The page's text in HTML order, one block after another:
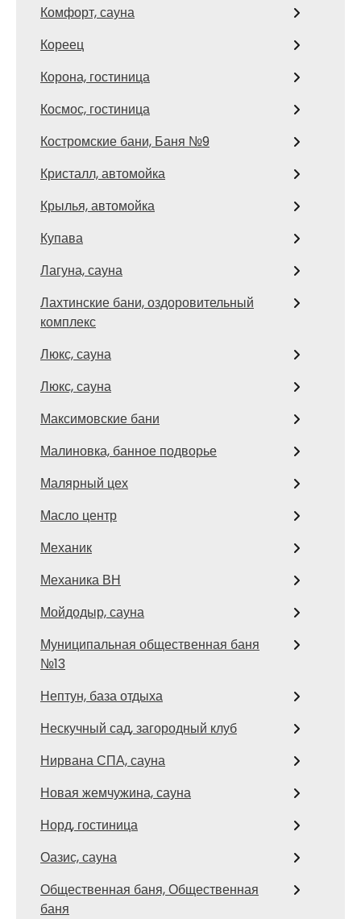
Комфорт, сауна
Кореец
Корона, гостиница
Космос, гостиница
Костромские бани, Баня №9
Кристалл, автомойка
Крылья, автомойка
Купава
Лагуна, сауна
Лахтинские бани, оздоровительный
комплекс
Люкс, сауна
Люкс, сауна
Максимовские бани
Малиновка, банное подворье
Малярный цех
Масло центр
Механик
Механика ВН
Мойдодыр, сауна
Муниципальная общественная баня
№13
Нептун, база отдыха
Нескучный сад, загородный клуб
Нирвана СПА, сауна
Новая жемчужина, сауна
Норд, гостиница
Оазис, сауна
Общественная баня, Общественная
баня